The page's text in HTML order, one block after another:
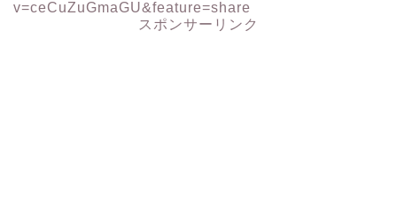
v=ceCuZuGmaGU&feature=share
スポンサーリンク